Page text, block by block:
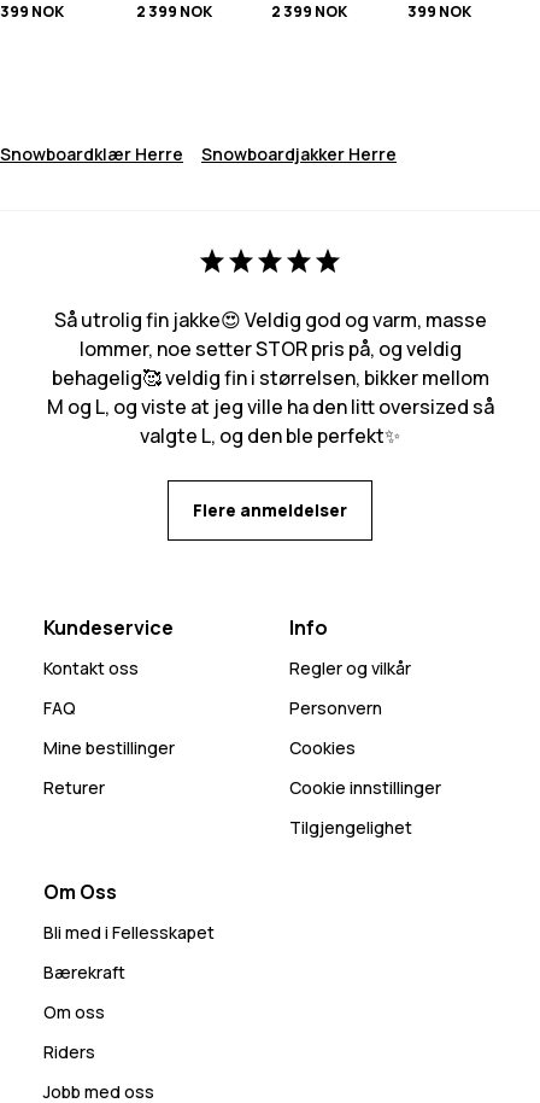
399 NOK
2 399 NOK
2 399 NOK
399 NOK
Snowboardklær Herre Snowboardjakker Herre
Så utrolig fin jakke😍 Veldig god og varm, masse
lommer, noe setter STOR pris på, og veldig
behagelig🥰 veldig fin i størrelsen, bikker mellom
M og L, og viste at jeg ville ha den litt oversized så
valgte L, og den ble perfekt✨
Flere anmeldelser
Kundeservice
Kontakt oss
FAQ
Mine bestillinger
Returer
Info
Regler og vilkår
Personvern
Cookies
Cookie innstillinger
Tilgjengelighet
Om Oss
Bli med i Fellesskapet
Bærekraft
Om oss
Riders
Jobb med oss